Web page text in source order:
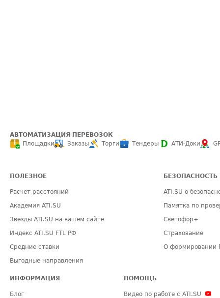
АВТОМАТИЗАЦИЯ ПЕРЕВОЗОК
Площадки
Заказы Торги Тендеры АТИ-Доки
ПОЛЕЗНОЕ
Расчет расстояний
Академия ATI.SU
Звезды ATI.SU на вашем сайте
Индекс ATI.SU FTL РФ
Средние ставки
Выгодные направления
БЕЗОПАСНОСТЬ
ATI.SU о
Памятка по
Светофор+
Страхование
О формировании
ИНФОРМАЦИЯ
Блог
ПОМОЩЬ
Видео по работе с ATI.SU